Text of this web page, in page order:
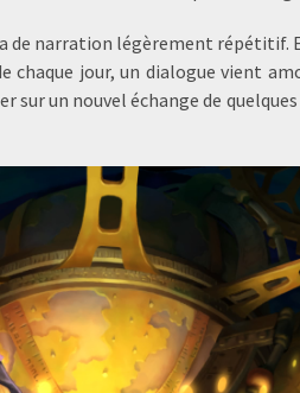
de narration légèrement répétitif.
chaque jour, un dialogue vient
sur un nouvel échange de